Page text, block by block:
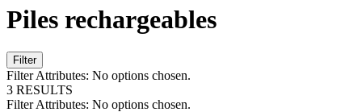
Piles rechargeables
Filter
Filter Attributes: No options chosen.
3 RESULTS
Filter Attributes: No options chosen.